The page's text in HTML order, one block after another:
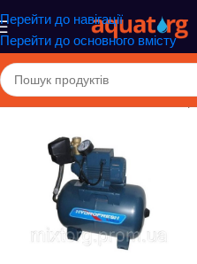
Перейти до навігації
Перейти до основного вмісту
Головна/Насоси/Насосні станції